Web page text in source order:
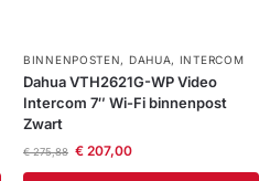
BINNENPOSTEN, DAHUA, INTERCOM
Dahua VTH2621G-WP Video
Intercom 7″ Wi-Fi binnenpost
Zwart
€275,88 €207,00